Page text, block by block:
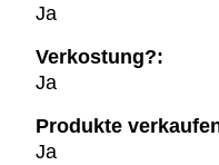
Ja
Verkostung?:
Ja
Produkte
Ja